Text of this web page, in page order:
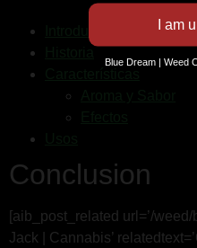
Conclusion
[aib_post_related url=’/
Jack | Cannabis’
Blue Dream | Weed